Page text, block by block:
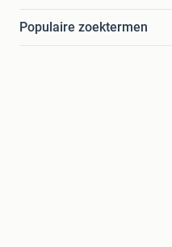
Populaire zoektermen